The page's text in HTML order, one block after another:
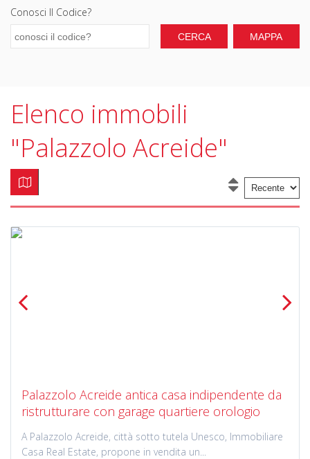
Conosci Il Codice?
Elenco immobili
"Palazzolo Acreide"
Palazzolo Acreide antica casa indipendente da
ristrutturare con garage quartiere orologio
A Palazzolo Acreide, città sotto tutela Unesco, Immobiliare
Casa Real Estate, propone in vendita un...